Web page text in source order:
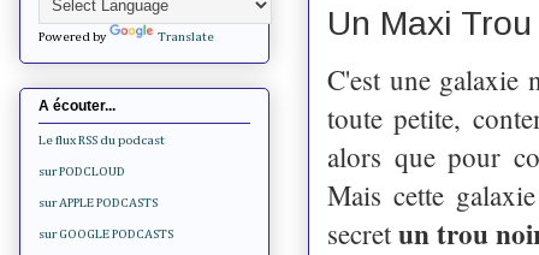
Un Maxi
C'est une galaxie
toute petite,
alors que pour
Mais cette
secretun trou
Powered by Translate
A écouter...
Le flux RSS du podcast
sur PODCLOUD
sur APPLE PODCASTS
sur GOOGLE PODCASTS